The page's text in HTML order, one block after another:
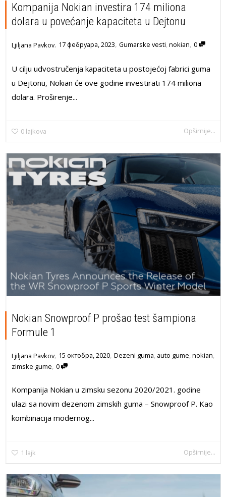
Kompanija Nokian investira 174 miliona
dolara u povećanje kapaciteta u Dejtonu
Ljiljana Pavkov, 17 фебруара, 2023, Gumarske vesti, nokian, 0
U cilju udvostručenja kapaciteta u postojećoj fabrici guma
u Dejtonu, Nokian će ove godine investirati 174 miliona
dolara. Proširenje...
0 lajkova Opširnije...
Nokian Snowproof P prošao test šampiona
Formule 1
Ljiljana Pavkov, 15 октобра, 2020, Dezeni guma, auto gume, nokian,
zimske gume, 0
Kompanija Nokian u zimsku sezonu 2020/2021. godine
ulazi sa novim dezenom zimskih guma – Snowproof P. Kao
kombinacija modernog...
1 lajk Opširnije...